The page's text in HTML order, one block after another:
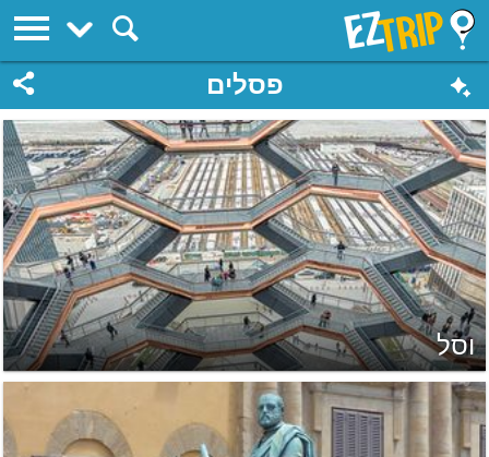
EZTrip
פסלים
וסל